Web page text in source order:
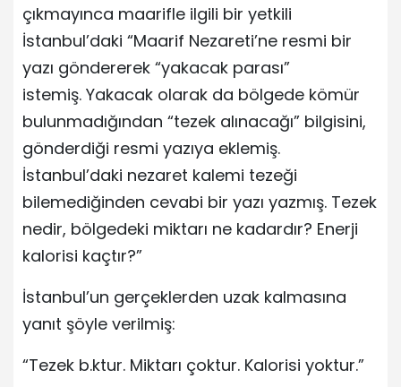
çıkmayınca maarifle ilgili bir yetkili
İstanbul’daki “Maarif Nezareti’ne resmi bir
yazı göndererek “yakacak parası”
istemiş. Yakacak olarak da bölgede kömür
bulunmadığından “tezek alınacağı” bilgisini,
gönderdiği resmi yazıya eklemiş.
İstanbul’daki nezaret kalemi tezeği
bilemediğinden cevabi bir yazı yazmış. Tezek
nedir, bölgedeki miktarı ne kadardır? Enerji
kalorisi kaçtır?”
İstanbul’un gerçeklerden uzak kalmasına
yanıt şöyle verilmiş:
“Tezek b.ktur. Miktarı çoktur. Kalorisi yoktur.”